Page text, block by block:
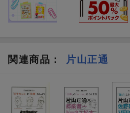
関連商品 ： 片山正通